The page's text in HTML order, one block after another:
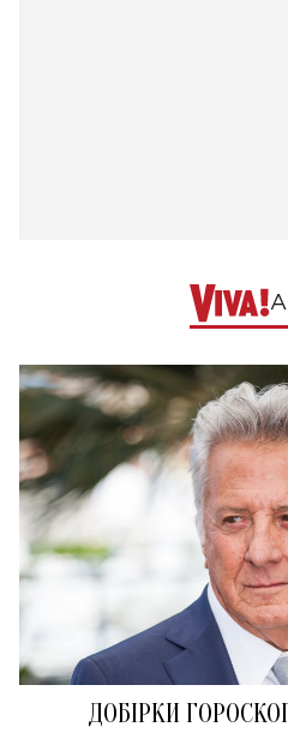
ДОБІРКИ